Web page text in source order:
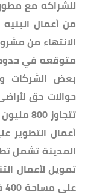
للشراكه مع
من أعمال
الانتهاء من
بعض الشركات
حوالات حق
تتجاوز
أعمال التطوير
المدينة تشمل
تمويل لأعمال